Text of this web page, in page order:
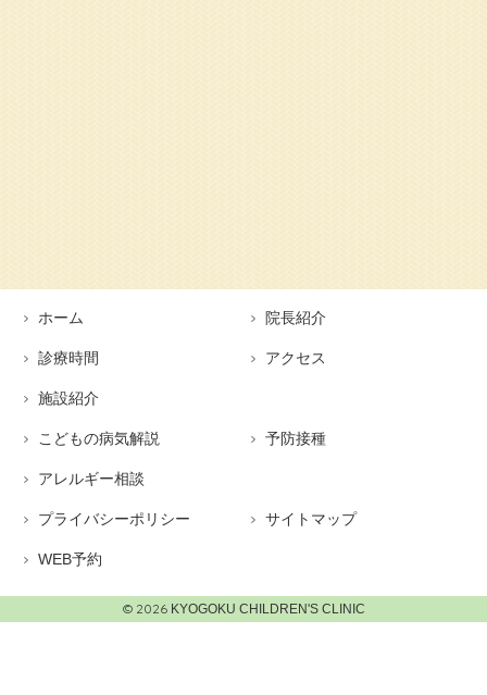
ホーム 院長紹介
診療時間 アクセス
施設紹介
こどもの病気解説 予防接種
アレルギー相談
プライバシーポリシー サイトマップ
WEB予約
© 2026KYOGOKU CHILDREN'S CLINIC